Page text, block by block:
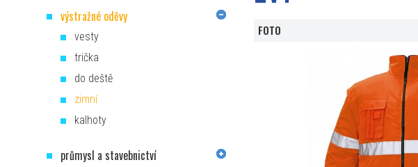
FOTO
výstražné oděvy
vesty
trička
do deště
zimní
kalhoty
průmysl a stavebnictví